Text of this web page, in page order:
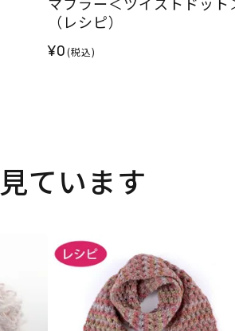
（レシピ）
¥0(税込)
ています